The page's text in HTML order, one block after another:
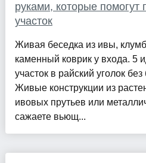
руками, которые помогут
участок
Живая беседка из ивы,
каменный коврик у входа. 5
участок в райский уголок
Живые конструкции из
ивовых прутьев или
сажаете вьющ...